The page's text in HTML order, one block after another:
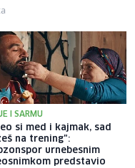
I SARMU
si med i kajmak, sad
na trening":
urnebesnim
predstavio